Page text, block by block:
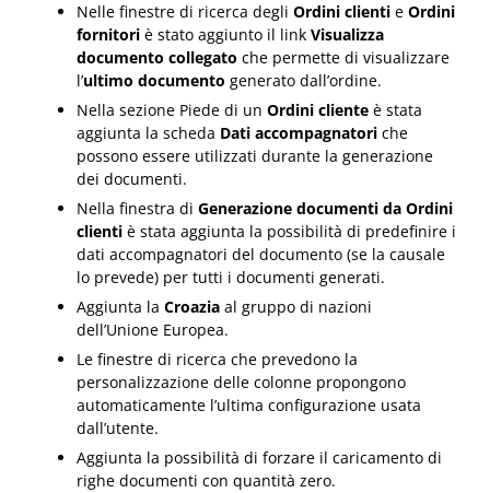
Nelle finestre di ricerca degli Ordini clienti e Ordini
fornitori è stato aggiunto il link Visualizza
documento collegato che permette di visualizzare
l’ultimo documento generato dall’ordine.
Nella sezione Piede di un Ordini cliente è stata
aggiunta la scheda Dati accompagnatori che
possono essere utilizzati durante la generazione
dei documenti.
Nella finestra di Generazione documenti da Ordini
clienti è stata aggiunta la possibilità di predefinire i
dati accompagnatori del documento (se la causale
lo prevede) per tutti i documenti generati.
Aggiunta la Croazia al gruppo di nazioni
dell’Unione Europea.
Le finestre di ricerca che prevedono la
personalizzazione delle colonne propongono
automaticamente l’ultima configurazione usata
dall’utente.
Aggiunta la possibilità di forzare il caricamento di
righe documenti con quantità zero.